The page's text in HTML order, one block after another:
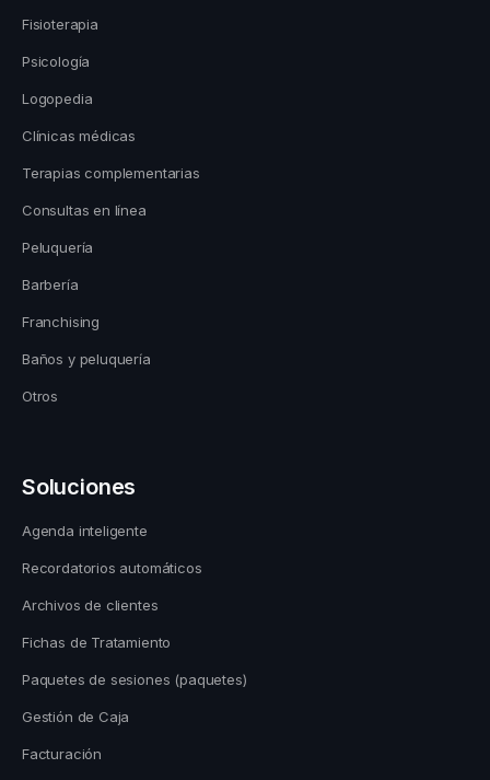
Fisioterapia
Psicología
Logopedia
Clínicas médicas
Terapias complementarias
Consultas en línea
Peluquería
Barbería
Franchising
Baños y peluquería
Otros
Soluciones
Agenda inteligente
Recordatorios automáticos
Archivos de clientes
Fichas de Tratamiento
Paquetes de sesiones (paquetes)
Gestión de Caja
Facturación